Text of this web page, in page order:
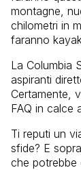
montagne,
chilometri in
faranno
La Columbia
aspiranti
Certamente,
FAQ in calce
Ti reputi un
sfide? E
che potrebbe